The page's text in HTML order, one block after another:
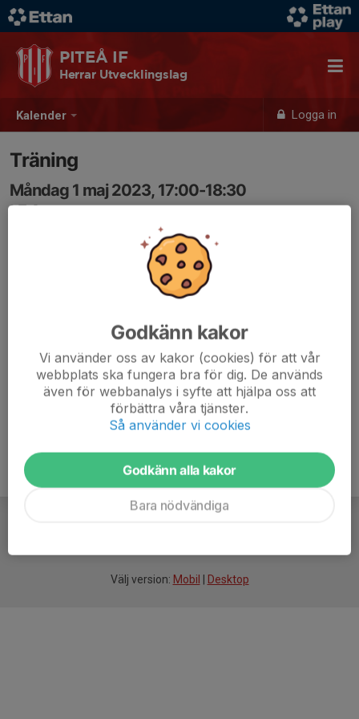
Kalender Logga in
PITEÅ IF
Herrar Utvecklingslag
Träning
Måndag 1 maj 2023, 17:00-18:30
LF Arena
Välj version: Mobil Desktop
Godkänn kakor
Vi använder oss av kakor (cookies) för att vår
webbplats ska fungera bra för dig. De används
även för webbanalys i syfte att hjälpa oss att
förbättra våra tjänster.
Så använder vi cookies
Godkänn alla kakor
Bara nödvändiga